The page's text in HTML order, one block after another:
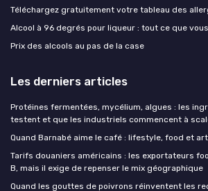
Téléchargez gratuitement votre tableau des
Alcool à 96 degrés pour liqueur : tout ce que
Prix des alcools au pas de la case
Les derniers articles
Protéines fermentées, mycélium, algues : les
testent et que les industriels commencent à
Quand Barnabé aime le café : lifestyle, food et
Tarifs douaniers américains : les exportateurs
B, mais il exige de repenser le mix géographique
Quand les gouttes de poivrons réinventent les